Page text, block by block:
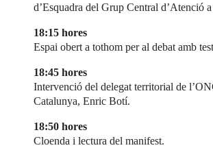
d’Esquadra del Grup Central d’Atenció
18:15 hores
Espai obert a tothom per al debat amb
18:45 hores
Intervenció del delegat territorial de
Catalunya, Enric Botí.
18:50 hores
Cloenda i lectura del manifest.